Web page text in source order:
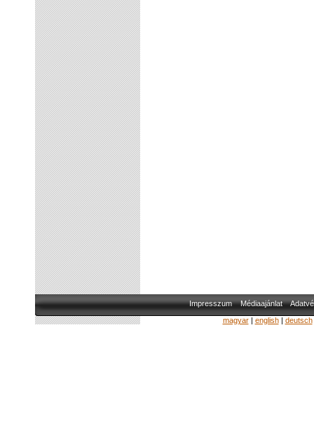
Impresszum Médiaajánlat
magyar| english| deutsch